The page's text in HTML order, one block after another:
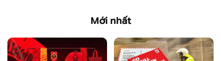
Mới nhất